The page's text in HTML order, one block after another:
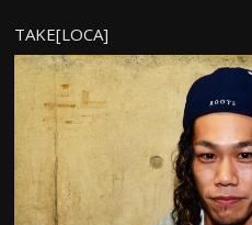
TAKE[LOCA]